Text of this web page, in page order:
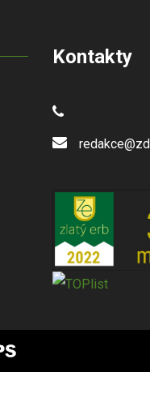
Kontakty